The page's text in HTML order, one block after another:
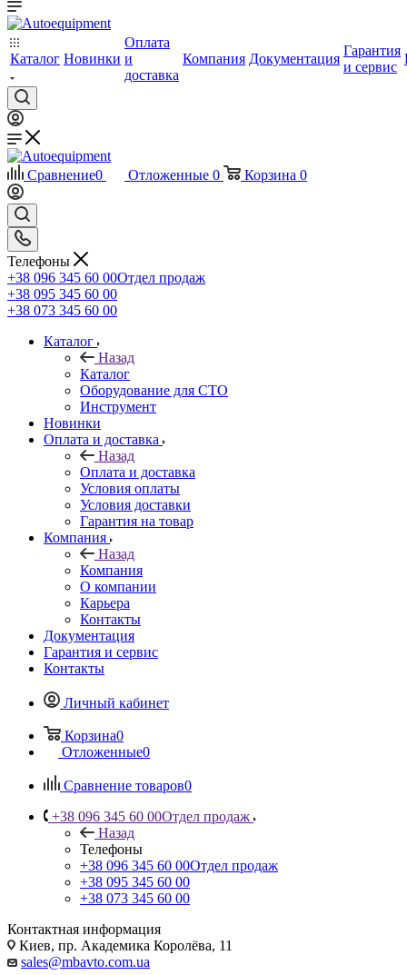
Каталог Новинки
Оплата
и
доставка
Компания Документация
Гарантия
и сервис
Сравнение0 Отложенные 0 Корзина 0
Телефоны
+38 096 345 60 00Отдел продаж
+38 095 345 60 00
+38 073 345 60 00
Каталог
Назад
Каталог
Оборудование для СТО
Инструмент
Новинки
Оплата и доставка
Назад
Оплата и доставка
Условия оплаты
Условия доставки
Гарантия на товар
Компания
Назад
Компания
О компании
Карьера
Контакты
Документация
Гарантия и сервис
Контакты
Личный кабинет
Корзина0
Отложенные0
Сравнение товаров0
+38 096 345 60 00Отдел продаж
Назад
Телефоны
+38 096 345 60 00Отдел продаж
+38 095 345 60 00
+38 073 345 60 00
Контактная информация
Киев, пр. Академика Королёва, 11
sales@mbavto.com.ua